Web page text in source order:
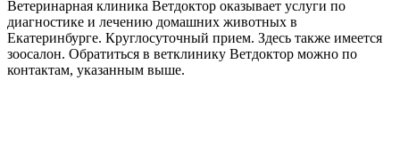
Ветеринарная клиника Ветдоктор оказывает услуги по
диагностике и лечению домашних животных в
Екатеринбурге. Круглосуточный прием. Здесь также имеется
зоосалон. Обратиться в ветклинику Ветдоктор можно по
контактам, указанным выше.